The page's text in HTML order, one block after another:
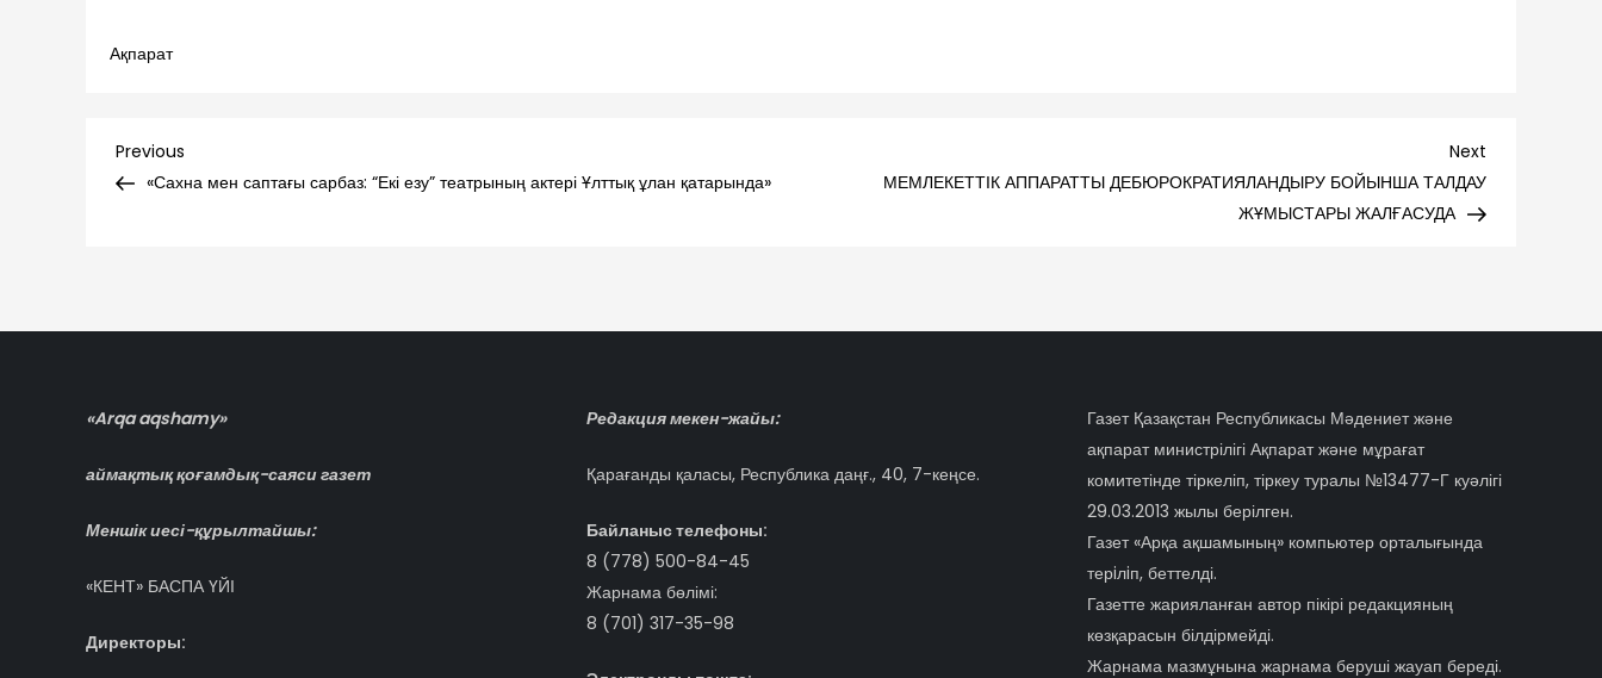
Ақпарат
Навигация
Previous
Post
Previous
«Сахна мен саптағы сарбаз: “Екі езу” театрының актері Ұлттық ұлан қатарында»
Post
Next
МЕМЛЕКЕТТІК АППАРАТТЫ ДЕБЮРОКРАТИЯЛАНДЫРУ БОЙЫНША ТАЛДАУ
ЖҰМЫСТАРЫ ЖАЛҒАСУДА
«Arqa aqshamy»
аймақтық қоғамдық-саяси газет
Меншік иесі-құрылтайшы:
«КЕНТ» БАСПА ҮЙІ
Директоры:
Редакция мекен-жайы:
Қарағанды қаласы, Республика даңғ., 40, 7-кеңсе.
Байланыс телефоны:
8 (778) 500-84-45
Жарнама бөлімі:
8 (701) 317-35-98
Газет Қазақстан Республикасы Мәдениет және
ақпарат министрілігі Ақпарат және мұрағат
комитетінде тіркеліп, тіркеу туралы №13477-Г куәлігі
29.03.2013 жылы берілген.
Газет «Арқа ақшамының» компьютер орталығында
терiлiп, беттелді.
Газетте жарияланған автор пікірі редакцияның
көзқарасын білдірмейді.
Жарнама мазмұнына жарнама беруші жауап береді.